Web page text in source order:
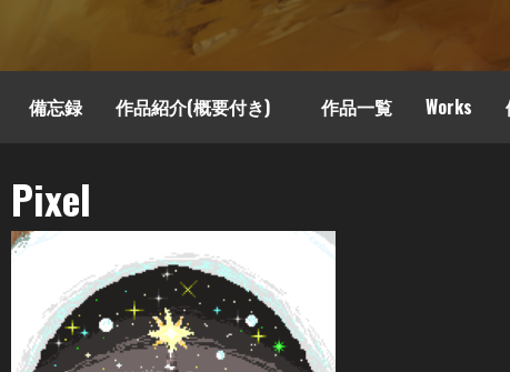
備忘録 作品紹介(概要付き) 作品一覧 Works
Pixel